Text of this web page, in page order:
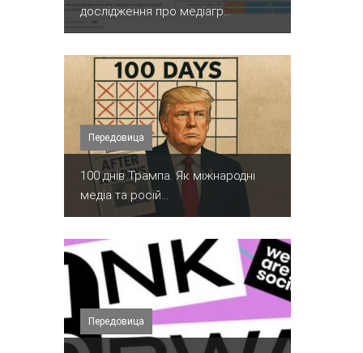
дослідження про медіагр...
Передовица
100 днів Трампа. Як міжнародні
медіа та росій...
Передовица